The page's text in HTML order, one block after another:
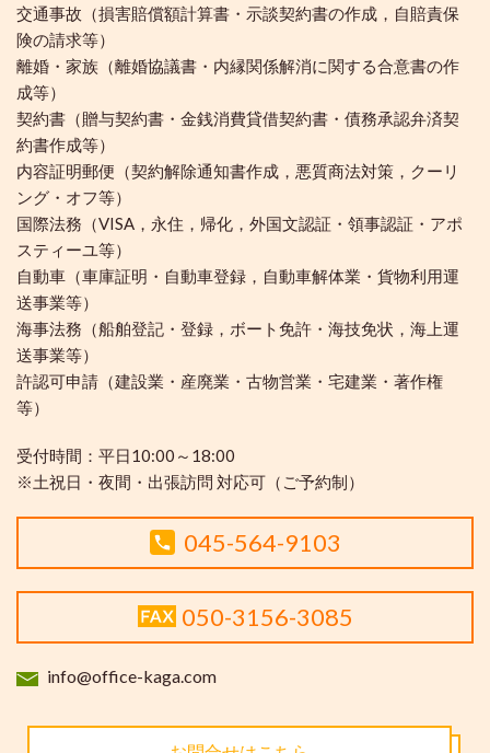
交通事故（損害賠償額計算書・示談契約書の作成，自賠責保
険の請求等）
離婚・家族（離婚協議書・内縁関係解消に関する合意書の作
成等）
契約書（贈与契約書・金銭消費貸借契約書・債務承認弁済契
約書作成等）
内容証明郵便（契約解除通知書作成，悪質商法対策，クーリ
ング・オフ等）
国際法務（VISA，永住，帰化，外国文認証・領事認証・アポ
スティーユ等）
自動車（車庫証明・自動車登録，自動車解体業・貨物利用運
送事業等）
海事法務（船舶登記・登録，ボート免許・海技免状，海上運
送事業等）
許認可申請（建設業・産廃業・古物営業・宅建業・著作権
等）
受付時間： 平日10:00～18:00
※土祝日・夜間・出張訪問 対応可（ご予約制）
045-564-9103
050-3156-3085
info@office-kaga.com